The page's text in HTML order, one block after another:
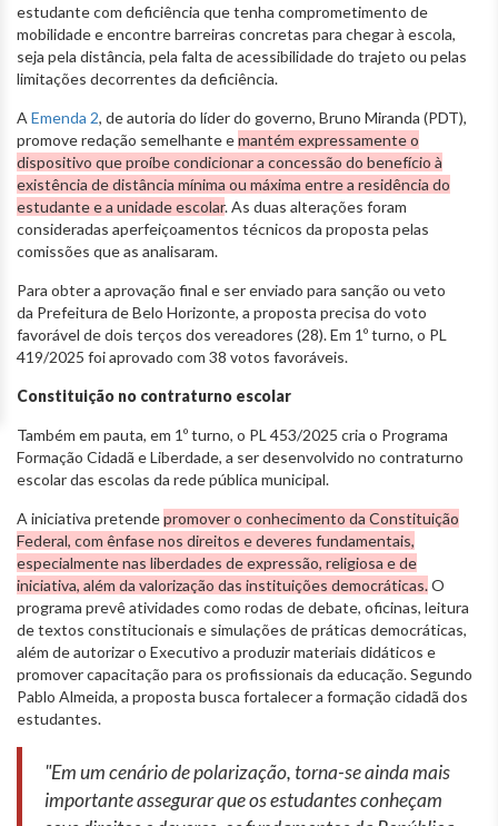
estudante com deficiência que tenha comprometimento de
mobilidade e encontre barreiras concretas para chegar à escola,
seja pela distância, pela falta de acessibilidade do trajeto ou pelas
limitações decorrentes da deficiência.
A Emenda 2, de autoria do líder do governo, Bruno Miranda (PDT),
promove redação semelhante emantém expressamente o
dispositivo que proíbe condicionar a concessão do benefício à
existência de distância mínima ou máxima entre a residência do
estudante e a unidade escolar. As duas alterações foram
consideradas aperfeiçoamentos técnicos da proposta pelas
comissões que as analisaram.
Para obter a aprovação final e ser enviado para sanção ou veto
da Prefeitura de Belo Horizonte, a proposta precisa do voto
favorável de dois terços dos vereadores (28). Em 1º turno, o PL
419/2025 foi aprovado com 38 votos favoráveis.
Constituição no contraturno escolar
Também em pauta, em 1º turno, o PL 453/2025 cria o Programa
Formação Cidadã e Liberdade, a ser desenvolvido no contraturno
escolar das escolas da rede pública municipal.
A iniciativa pretendepromover o conhecimento da Constituição
Federal, com ênfase nos direitos e deveres fundamentais,
especialmente nas liberdades de expressão, religiosa e de
iniciativa, além da valorização das instituições democráticas.O
programa prevê atividades como rodas de debate, oficinas, leitura
de textos constitucionais e simulações de práticas democráticas,
além de autorizar o Executivo a produzir materiais didáticos e
promover capacitação para os profissionais da educação. Segundo
Pablo Almeida, a proposta busca fortalecer a formação cidadã dos
estudantes.
"Em um cenário de polarização, torna-se ainda mais
importante assegurar que os estudantes conheçam